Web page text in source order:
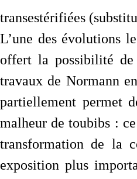
transestérifiées
L’une des évolutions
offert la possibilité de
travaux de Normann
partiellement permet
malheur de toubibs :
transformation de la
exposition plus